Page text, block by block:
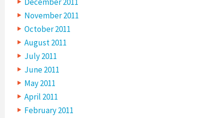
November 2011
October 2011
August 2011
July 2011
June 2011
May 2011
April 2011
February 2011